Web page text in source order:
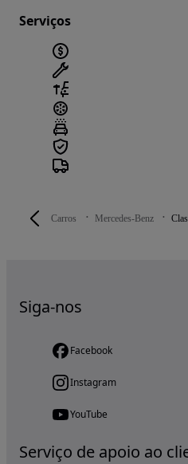
Carros Mercedes-Benz
Serviços
Siga-nos
Facebook
Instagram
YouTube
Serviço de apoio ao